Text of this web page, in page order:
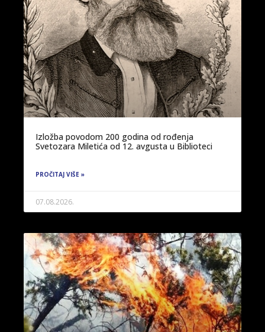
Izložba povodom 200 godina od rođenja
Svetozara Miletića od 12. avgusta u Biblioteci
PROČITAJ VIŠE »
07.08.2026.